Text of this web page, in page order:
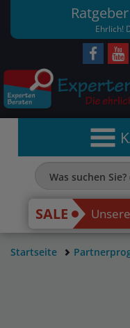
Ehrlich!
SALE
Startseite